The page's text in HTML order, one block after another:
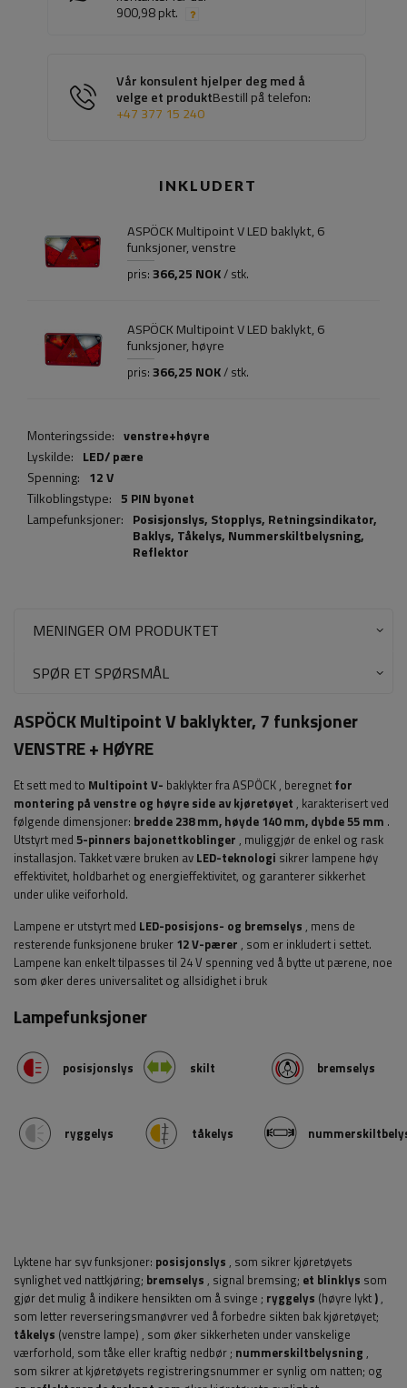
900,98 pkt.
Vår konsulent hjelper deg med å
velge et produktBestill på telefon:
+47 377 15 240
INKLUDERT
ASPÖCK Multipoint V LED baklykt, 6
funksjoner, venstre
pris: 366,25 NOK/ stk.
ASPÖCK Multipoint V LED baklykt, 6
funksjoner, høyre
pris: 366,25 NOK/ stk.
Monteringsside: venstre+høyre
Lyskilde: LED/ pære
Spenning: 12 V
Tilkoblingstype: 5 PIN byonet
Lampefunksjoner: Posisjonslys, Stopplys, Retningsindikator,
Baklys, Tåkelys, Nummerskiltbelysning,
Reflektor
MENINGER OM PRODUKTET
SPØR ET SPØRSMÅL
ASPÖCK Multipoint V baklykter, 7 funksjoner
VENSTRE + HØYRE
Et sett med to Multipoint V- baklykterfra ASPÖCK, beregnet for
montering på venstre og høyre side av kjøretøyet , karakterisert ved
følgende dimensjoner: bredde 238 mm, høyde 140 mm, dybde 55 mm .
Utstyrt med 5-pinners bajonettkoblinger , muliggjør de enkel og rask
installasjon. Takket være bruken av LED-teknologi sikrer lampene høy
effektivitet, holdbarhet og energieffektivitet, og garanterer sikkerhet
under ulike veiforhold.
Lampene er utstyrt med LED-posisjons- og bremselys , mens de
resterende funksjonene bruker 12 V-pærer , som er inkludert i settet.
Lampene kan enkelt tilpasses til 24 V spenning ved å bytte ut pærene, noe
som øker deres universalitet og allsidighet i bruk
Lampefunksjoner
posisjonslys skilt bremselys
ryggelys tåkelys
Lyktene har syv funksjoner: posisjonslys , som sikrer kjøretøyets
synlighet ved nattkjøring; bremselys , signal bremsing; et blinklys som
gjør det mulig å indikere hensikten om å svinge ; ryggelys (høyre lykt ),
som letter reverseringsmanøvrer ved å forbedre sikten bak kjøretøyet;
tåkelys (venstre lampe) , som øker sikkerheten under vanskelige
værforhold, som tåke eller kraftig nedbør; nummerskiltbelysning ,
som sikrer at kjøretøyets registreringsnummer er synlig om natten; og